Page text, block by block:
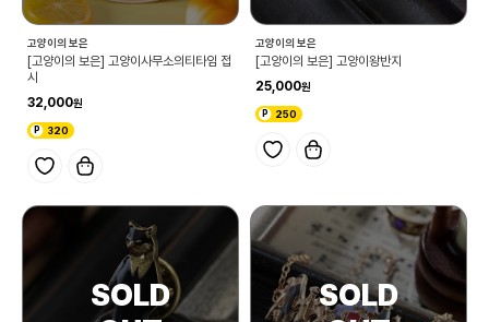
고양이의 보은
[고양이의 보은] 고양이사무소의티타임 접
시
32,000
320
고양이의 보은
[고양이의 보은] 고양이왕반지
25,000
250